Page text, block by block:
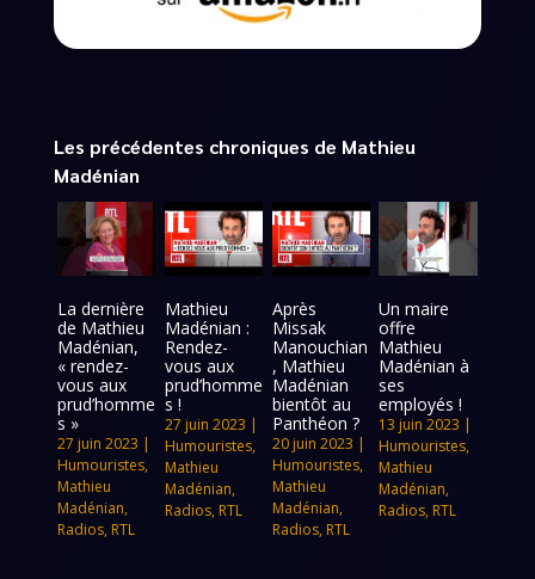
Les précédentes chroniques de Mathieu
Madénian
La dernière
de Mathieu
Madénian,
« rendez-
vous aux
prud’homme
s »
27 juin 2023 |
Humouristes,
Mathieu
Madénian,
Radios, RTL
Mathieu
Madénian :
Rendez-
vous aux
prud’homme
s !
27 juin 2023 |
Humouristes,
Mathieu
Madénian,
Radios, RTL
Après
Missak
Manouchian
, Mathieu
Madénian
bientôt au
Panthéon ?
20 juin 2023 |
Humouristes,
Mathieu
Madénian,
Radios, RTL
Un maire
offre
Mathieu
Madénian à
ses
employés !
13 juin 2023 |
Humouristes,
Mathieu
Madénian,
Radios, RTL